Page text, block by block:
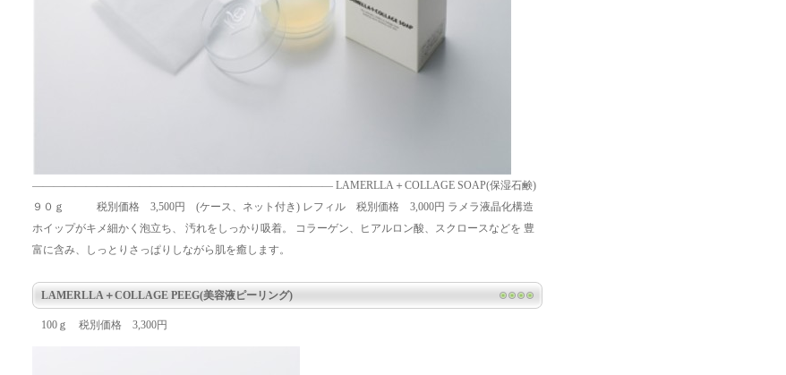
―――――――――――――――――――――――――――― LAMERLLA＋COLLAGE SOAP(保湿石鹸)
９０ｇ 税別価格 3,500円 (ケース、ネット付き) レフィル 税別価格 3,000円 ラメラ液晶化構造
ホイップがキメ細かく泡立ち、 汚れをしっかり吸着。 コラーゲン、ヒアルロン酸、スクロースなどを 豊
富に含み、しっとりさっぱりしながら肌を癒します。
LAMERLLA＋COLLAGE PEEG(美容液ピーリング)
100ｇ 税別価格 3,300円